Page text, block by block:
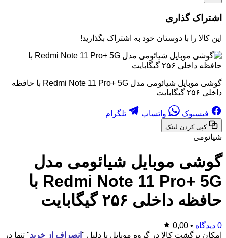
اشتراک گذاری
این کالا را با دوستان خود به اشتراک بگذارید!
گوشی موبایل شیائومی مدل Redmi Note 11 Pro+ 5G با حافظه
داخلی ۲۵۶ گیگابایت
فیسبوک واتساپ تلگرام
کپی کردن لینک
شیائومی
گوشی موبایل شیائومی مدل
Redmi Note 11 Pro+ 5G با
حافظه داخلی ۲۵۶ گیگابایت
0 دیدگاه •
0,00
امکان برگشت کالا در گروه موبایل با دلیل " انصراف از خرید" تنها در